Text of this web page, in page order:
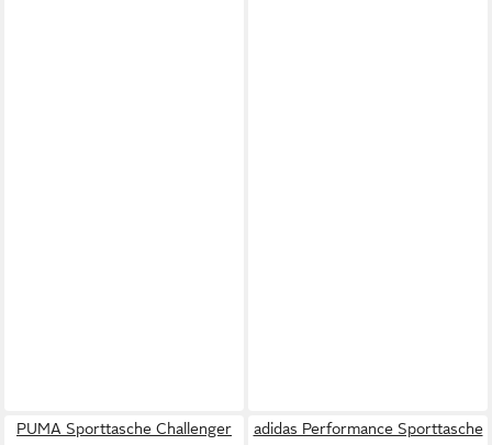
PUMA Sporttasche Challenger
adidas Performance Sporttasche